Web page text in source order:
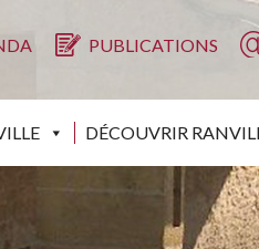
PUBLICATIONS
DÉCOUVRIR